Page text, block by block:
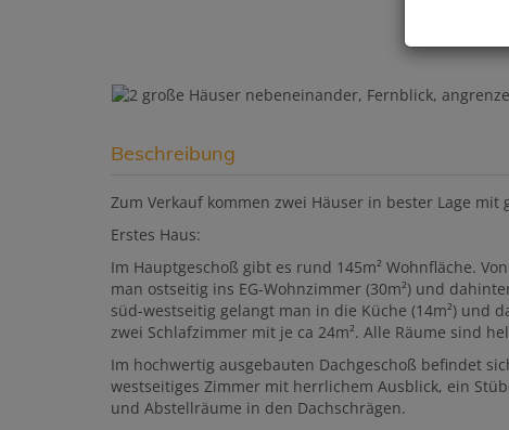
Beschreibung
Zum Verkauf kommen zwei Häuser in bester Lage
Erstes Haus:
Im Hauptgeschoß gibt es rund 145m² Wohnfläche.
man ostseitig ins EG-Wohnzimmer (30m²) und
süd-westseitig gelangt man in die Küche (14m²) und
zwei Schlafzimmer mit je ca 24m². Alle Räume sind
Im hochwertig ausgebauten Dachgeschoß befindet
westseitiges Zimmer mit herrlichem Ausblick, ein
und Abstellräume in den Dachschrägen.